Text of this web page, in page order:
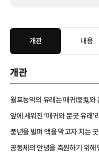
개관 내용
개관
월포농악의 유래는 매귀埋鬼와
앞에 세워진 ‘매귀와 문굿 유래
풍년을 빌며 액을 막고자 치는
공동체의 안녕을 축원하기 위